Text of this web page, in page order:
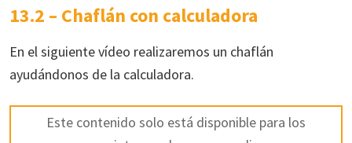
13.2 – Chaflán con calculadora
En el siguiente vídeo realizaremos un chaflán
ayudándonos de la calculadora.
Este contenido solo está disponible para los